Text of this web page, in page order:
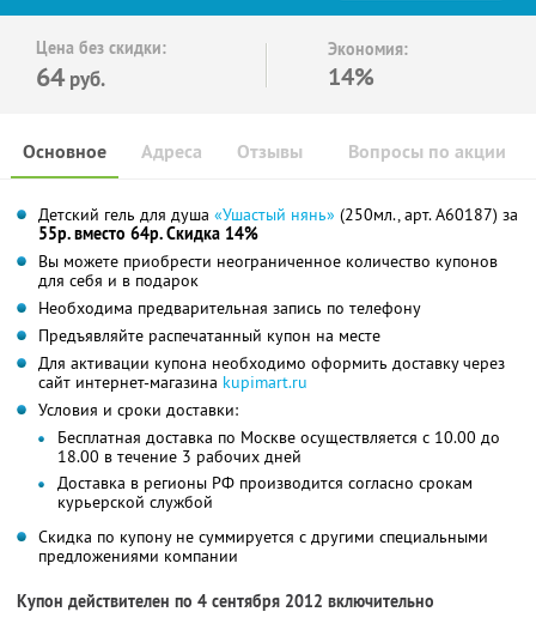
Цена без скидки:
64 руб.
Экономия:
14%
Основное Отзывы Вопросы по акции
Адреса
Детский гель для душа «Ушастый нянь» (250мл., арт. A60187) за
55р. вместо 64р. Скидка 14%
Вы можете приобрести неограниченное количество купонов
для себя и в подарок
Необходима предварительная запись по телефону
Предъявляйте распечатанный купон на месте
Для активации купона необходимо оформить доставку через
сайт интернет-магазина kupimart.ru
Условия и сроки доставки:
Бесплатная доставка по Москве осуществляется с 10.00 до
18.00 в течение 3 рабочих дней
Доставка в регионы РФ производится согласно срокам
курьерской службой
Скидка по купону не суммируется с другими специальными
предложениями компании
Купон действителен по 4 сентября 2012 включительно